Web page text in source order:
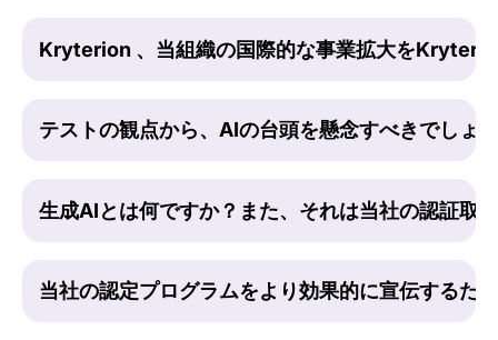
Kryterion 、当組織の国際的な事業拡大を
テストの観点から、AIの台頭を懸念すべきでしょ
生成AIとは何ですか？また、それは当社の認証取
当社の認定プログラムをより効果的に宣伝するた